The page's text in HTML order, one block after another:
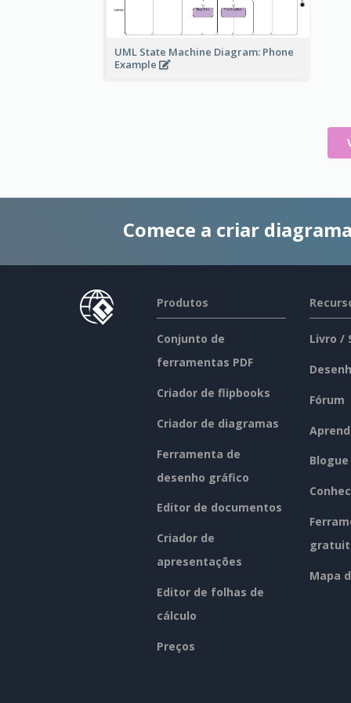
UML State Machine Diagram: Phone
Example
Comece a criar
Produtos
Conjunto de
ferramentas PDF
Criador de flipbooks
Criador de diagramas
Ferramenta de
desenho gráfico
Editor de documentos
Criador de
apresentações
Editor de folhas de
cálculo
Preços
Livro /
Fórum
Blogue
Mapa